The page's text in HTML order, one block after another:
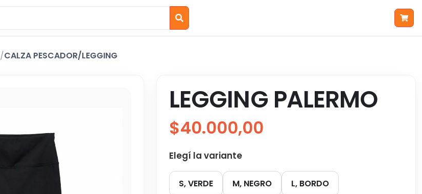
/CALZA PESCADOR/LEGGING
LEGGING PALERMO
$40.000,00
Elegí la variante
S, VERDE M, NEGRO L, BORDO